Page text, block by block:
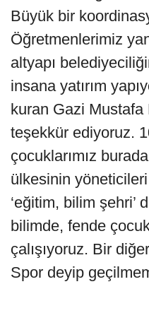
Büyük bir
Öğretmenlerimiz
altyapı
insana yatırım
kuran Gazi Mustafa
teşekkür ediyoruz.
çocuklarımız
ülkesinin
‘eğitim, bilim şehri’
bilimde, fende
çalışıyoruz. Bir
Spor deyip